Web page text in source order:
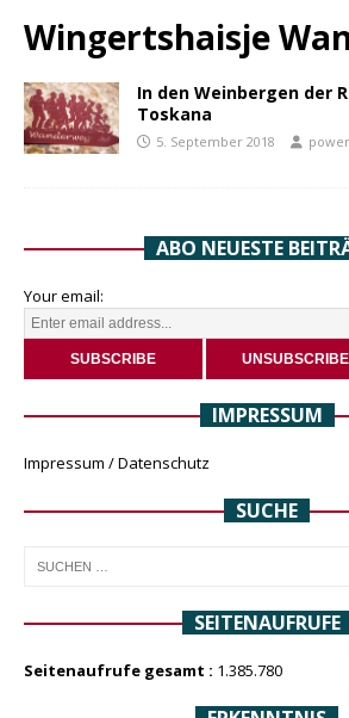
Wingertshaisje
In den Weinbergen der
Toskana
5. September 2018
ABO NEUESTE
Your email:
IMPRESSUM
Impressum / Datenschutz
SUCHE
SEITENAUFRUFE
Seitenaufrufe gesamt : 1.385.780